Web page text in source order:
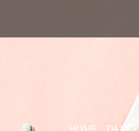
HOME DANCE